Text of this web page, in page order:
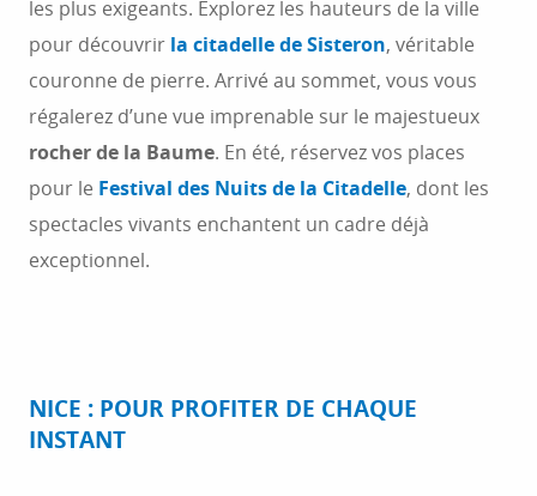
les plus exigeants. Explorez les hauteurs de la ville
pour découvrir la citadelle deSisteron, véritable
couronne de pierre. Arrivé au sommet, vous vous
régalerez d’une vue imprenable sur le majestueux
rocher de la Baume. En été, réservez vos places
pour le Festival des Nuits de la Citadelle, dont les
spectacles vivants enchantent un cadre déjà
exceptionnel.
NICE : POUR PROFITER DE CHAQUE
INSTANT